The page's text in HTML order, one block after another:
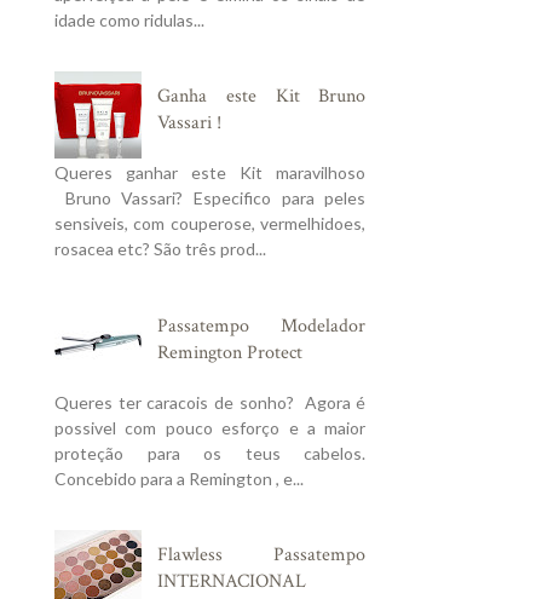
idade como ridulas...
Ganha este Kit Bruno
Vassari !
Queres ganhar este Kit maravilhoso
Bruno Vassari? Especifico para peles
sensiveis, com couperose, vermelhidoes,
rosacea etc? São três prod...
Passatempo Modelador
Remington Protect
Queres ter caracois de sonho? Agora é
possivel com pouco esforço e a maior
proteção para os teus cabelos.
Concebido para a Remington , e...
Flawless Passatempo
INTERNACIONAL